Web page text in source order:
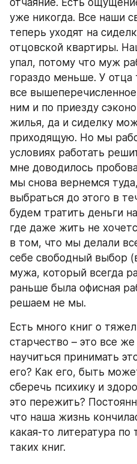
уже никогда. Все наши
теперь уходят на
отцовской квартиры.
упал, потому что муж
гораздо меньше. У
все
ним и по приезду
жилья, да и сиделку
приходящую. Но мы
условиях работать
мне доводилось
мы снова вернемся
выбраться до этого в
будем тратить деньги
где даже жить не
в том, что мы делали
себе свободный выбор
мужа, который всегда
раньше была офисная
решаем не мы.
Есть много книг о
старчество – это все
научиться принимать
его? Как его, быть
сберечь психику и
это пережить?
что наша жизнь
какая-то литература
таких книг.